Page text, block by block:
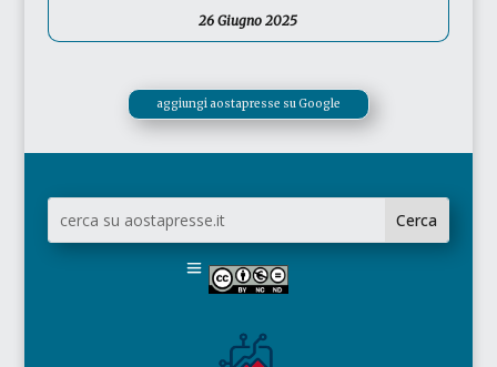
26 Giugno 2025
aggiungi aostapresse su Google